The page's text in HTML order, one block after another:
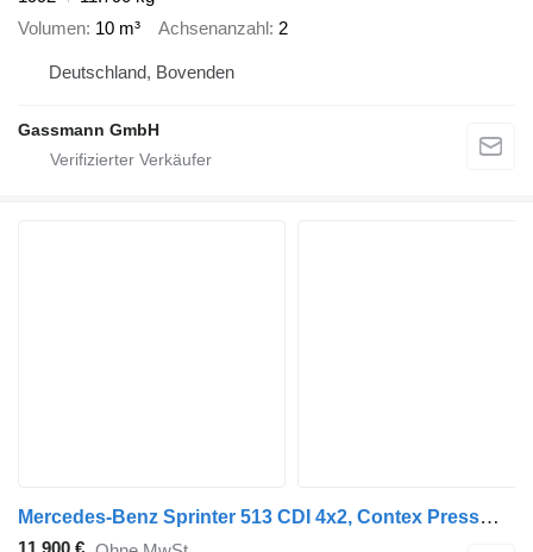
Volumen 10 m³ Achsenanzahl 2
Deutschland, Bovenden
Gassmann GmbH
Mercedes-Benz Sprinter 513 CDI 4x2, Contex Pressmüllaufbau
11.900 €